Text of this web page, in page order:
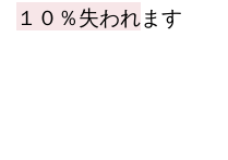
１０％失われます